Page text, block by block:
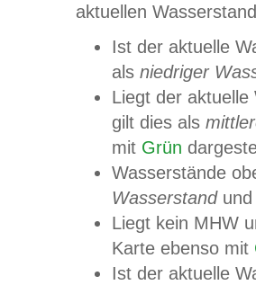
aktuellen
Ist der aktuelle
als niedriger
Liegt der
gilt dies als
mit Grün
Wasserstände
Wasserstandund
Liegt kein MHW
Karte ebenso mit
Ist der aktuelle